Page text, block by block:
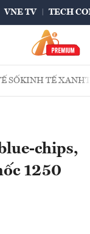
VNE TV TECH
SỐKINH TẾ XANH
chips,
1250